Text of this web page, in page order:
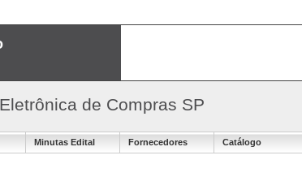
de Compras SP
Minutas Edital Fornecedores Catálogo